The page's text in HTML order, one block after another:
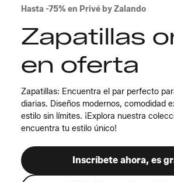
Hasta -75% en Privé by Zalando
Zapatillas
en oferta
Zapatillas: Encuentra el par perfecto
diarias. Diseños modernos, comodidad
estilo sin límites. ¡Explora nuestra
encuentra tu estilo único!
Inscríbete ahora, es